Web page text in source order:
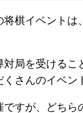
将棋イベント
対局を受ける
さんのイベン
すが、どち